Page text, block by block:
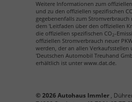
Weitere Informationen zum
und zu den offiziellen spezifischen
gegebenenfalls zum Stromverbrauch
dem 'Leitfaden über den offiziellen
die offiziellen spezifischen CO2-
offiziellen Stromverbrauch neuer
werden, der an allen Verkaufsstellen
'Deutschen Automobil Treuhand
erhältlich ist unter www.dat.de.
© 2026Autohaus Immler ,